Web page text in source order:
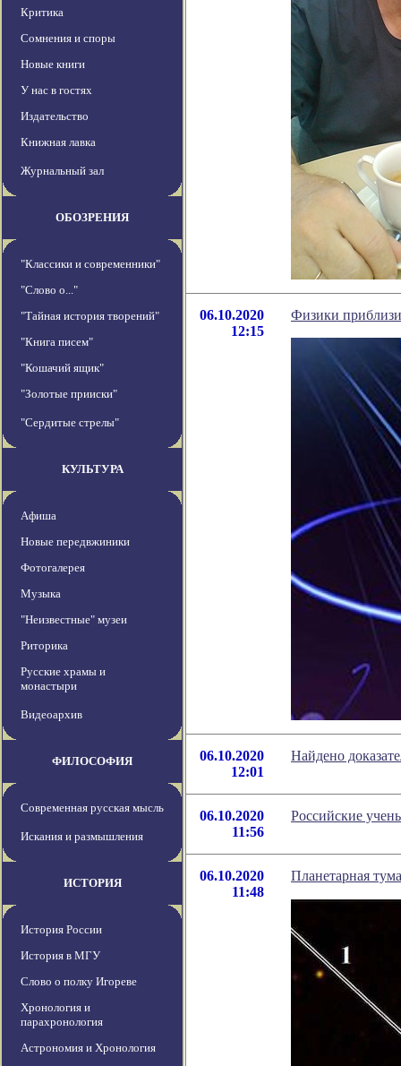
Критика
Сомнения и споры
Новые книги
У нас в гостях
Издательство
Книжная лавка
Журнальный зал
ОБОЗРЕНИЯ
"Классики и современники"
"Слово о..."
"Тайная история творений"
"Книга писем"
"Кошачий ящик"
"Золотые прииски"
"Сердитые стрелы"
КУЛЬТУРА
Афиша
Новые передвжиники
Фотогалерея
Музыка
"Неизвестные" музеи
Риторика
Русские храмы и
монастыри
Видеоархив
ФИЛОСОФИЯ
Современная русская мысль
Искания и размышления
ИСТОРИЯ
История России
История в МГУ
Слово о полку Игореве
Хронология и
парахронология
Астрономия и Хронология
06.10.2020
12:15
Физики
06.10.2020
12:01
Найдено
06.10.2020
11:56
Российские
06.10.2020
11:48
Планетарная